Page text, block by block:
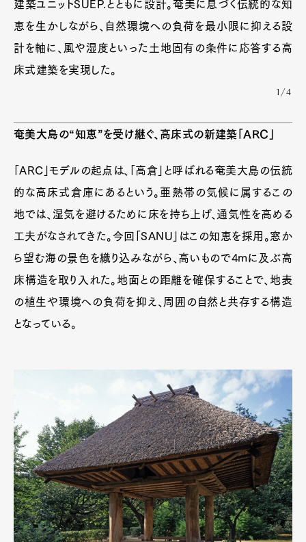
建築ユニットSUEP.とともに設計。奄美に息づく伝統的な知
恵を生かしながら、自然環境への負荷を最小限に抑える設
計を軸に、風や湿度といった土地固有の条件に応答する高
床式建築を実現した。
1/4
奄美大島の“知恵”を受け継ぐ、高床式の新建築「ARC」
「ARC」モデルの起点は、「高倉」と呼ばれる奄美大島の伝統
的な高床式倉庫にあるという。亜熱帯の気候に属するこの
地では、湿気を避けるために床を持ち上げ、通気性を高める
工夫がなされてきた。今回「SANU」はこの知恵を採用。窓か
ら望む海の景色を織り込みながら、高いもので4mに及ぶ高
床構造を取り入れた。地面との距離を確保することで、地表
の植生や環境への負荷を抑え、周囲の自然と共存する構造
となっている。